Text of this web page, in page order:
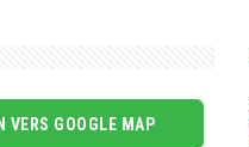
VERS GOOGLE MAP